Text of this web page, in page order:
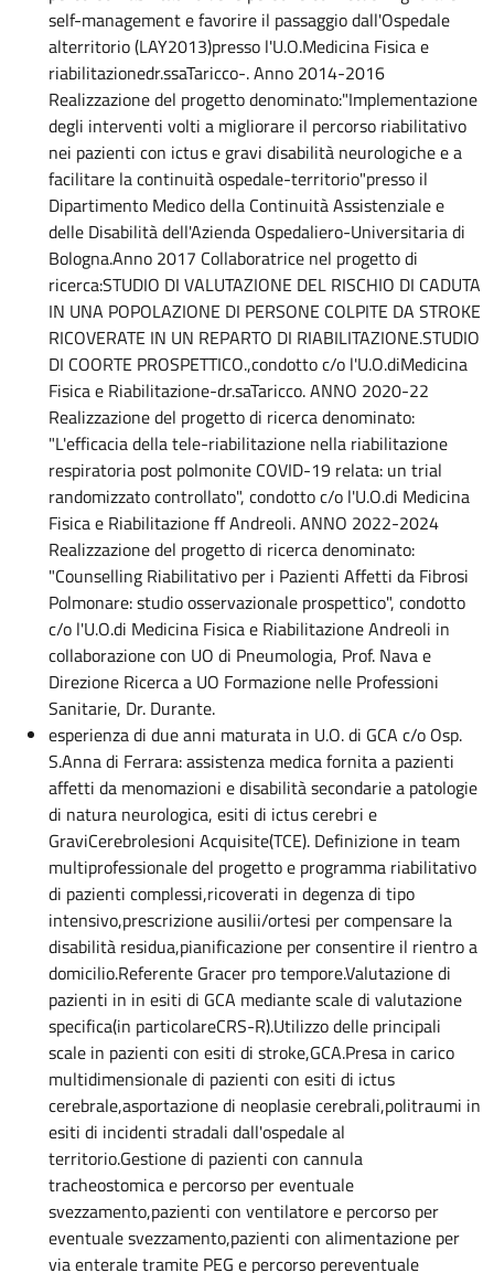
self-management e favorire il passaggio dall'Ospedale
alterritorio (LAY2013)presso l'U.O.Medicina Fisica e
riabilitazionedr.ssaTaricco-. Anno 2014-2016
Realizzazione del progetto denominato:"Implementazione
degli interventi volti a migliorare il percorso riabilitativo
nei pazienti con ictus e gravi disabilità neurologiche e a
facilitare la continuità ospedale-territorio"presso il
Dipartimento Medico della Continuità Assistenziale e
delle Disabilità dell'Azienda Ospedaliero-Universitaria di
Bologna.Anno 2017 Collaboratrice nel progetto di
ricerca:STUDIO DI VALUTAZIONE DEL RISCHIO DI CADUTA
IN UNA POPOLAZIONE DI PERSONE COLPITE DA STROKE
RICOVERATE IN UN REPARTO DI RIABILITAZIONE.STUDIO
DI COORTE PROSPETTICO.,condotto c/o l'U.O.diMedicina
Fisica e Riabilitazione-dr.saTaricco. ANNO 2020-22
Realizzazione del progetto di ricerca denominato:
"L'efficacia della tele-riabilitazione nella riabilitazione
respiratoria post polmonite COVID-19 relata: un trial
randomizzato controllato", condotto c/o l'U.O.di Medicina
Fisica e Riabilitazione ff Andreoli. ANNO 2022-2024
Realizzazione del progetto di ricerca denominato:
"Counselling Riabilitativo per i Pazienti Affetti da Fibrosi
Polmonare: studio osservazionale prospettico", condotto
c/o l'U.O.di Medicina Fisica e Riabilitazione Andreoli in
collaborazione con UO di Pneumologia, Prof. Nava e
Direzione Ricerca a UO Formazione nelle Professioni
Sanitarie, Dr. Durante.
esperienza di due anni maturata in U.O. di GCA c/o Osp.
S.Anna di Ferrara: assistenza medica fornita a pazienti
affetti da menomazioni e disabilità secondarie a patologie
di natura neurologica, esiti di ictus cerebri e
GraviCerebrolesioni Acquisite(TCE). Definizione in team
multiprofessionale del progetto e programma riabilitativo
di pazienti complessi,ricoverati in degenza di tipo
intensivo,prescrizione ausilii/ortesi per compensare la
disabilità residua,pianificazione per consentire il rientro a
domicilio.Referente Gracer pro tempore.Valutazione di
pazienti in in esiti di GCA mediante scale di valutazione
specifica(in particolareCRS-R).Utilizzo delle principali
scale in pazienti con esiti di stroke,GCA.Presa in carico
multidimensionale di pazienti con esiti di ictus
cerebrale,asportazione di neoplasie cerebrali,politraumi in
esiti di incidenti stradali dall'ospedale al
territorio.Gestione di pazienti con cannula
tracheostomica e percorso per eventuale
svezzamento,pazienti con ventilatore e percorso per
eventuale svezzamento,pazienti con alimentazione per
via enterale tramite PEG e percorso pereventuale